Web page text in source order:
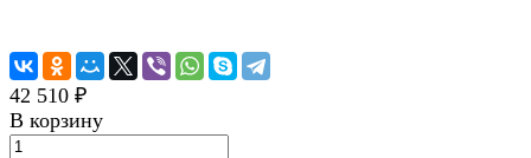
42 510 ₽
В корзину